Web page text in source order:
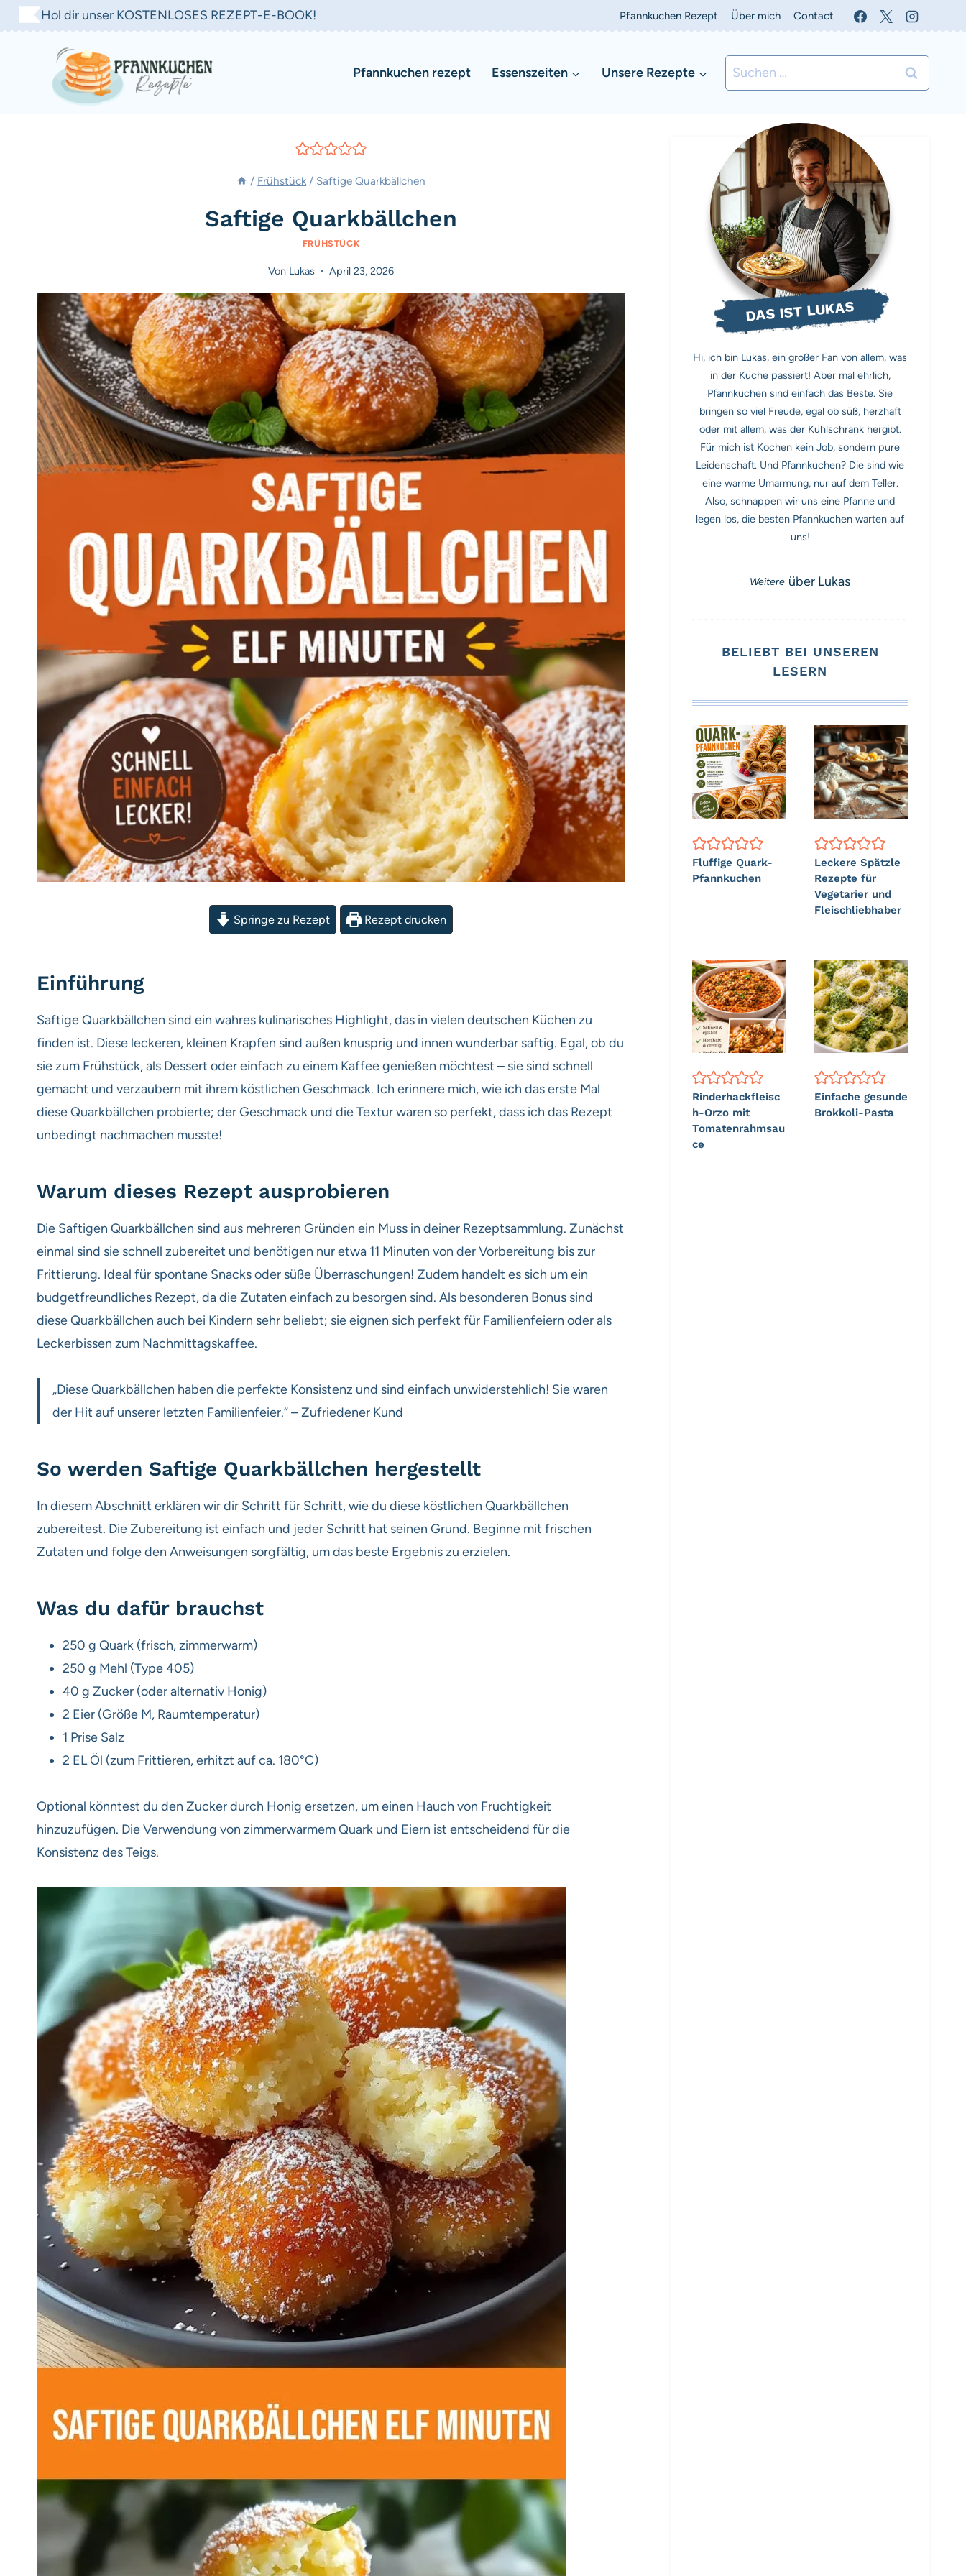
Zum
Inhalt
Hol dir unser KOSTENLOSES REZEPT-E-BOOK! Pfannkuchen Rezept Über mich Contact
Pfannkuchen rezept Essenszeiten Unsere Rezepte
Suchen
nach:
/ Frühstück / Saftige Quarkbällchen
Saftige Quarkbällchen
FRÜHSTÜCK
Von Lukas April 23, 2026
Springe zu Rezept Rezept drucken
Einführung
Saftige Quarkbällchen sind ein wahres kulinarisches Highlight, das in vielen deutschen Küchen zu
finden ist. Diese leckeren, kleinen Krapfen sind außen knusprig und innen wunderbar saftig. Egal, ob du
sie zum Frühstück, als Dessert oder einfach zu einem Kaffee genießen möchtest – sie sind schnell
gemacht und verzaubern mit ihrem köstlichen Geschmack. Ich erinnere mich, wie ich das erste Mal
diese Quarkbällchen probierte; der Geschmack und die Textur waren so perfekt, dass ich das Rezept
unbedingt nachmachen musste!
Warum dieses Rezept ausprobieren
Die Saftigen Quarkbällchen sind aus mehreren Gründen ein Muss in deiner Rezeptsammlung. Zunächst
einmal sind sie schnell zubereitet und benötigen nur etwa 11 Minuten von der Vorbereitung bis zur
Frittierung. Ideal für spontane Snacks oder süße Überraschungen! Zudem handelt es sich um ein
budgetfreundliches Rezept, da die Zutaten einfach zu besorgen sind. Als besonderen Bonus sind
diese Quarkbällchen auch bei Kindern sehr beliebt; sie eignen sich perfekt für Familienfeiern oder als
Leckerbissen zum Nachmittagskaffee.
„Diese Quarkbällchen haben die perfekte Konsistenz und sind einfach unwiderstehlich! Sie waren
der Hit auf unserer letzten Familienfeier.“ – Zufriedener Kund
So werden Saftige Quarkbällchen hergestellt
In diesem Abschnitt erklären wir dir Schritt für Schritt, wie du diese köstlichen Quarkbällchen
zubereitest. Die Zubereitung ist einfach und jeder Schritt hat seinen Grund. Beginne mit frischen
Zutaten und folge den Anweisungen sorgfältig, um das beste Ergebnis zu erzielen.
Was du dafür brauchst
250 g Quark (frisch, zimmerwarm)
250 g Mehl (Type 405)
40 g Zucker (oder alternativ Honig)
2 Eier (Größe M, Raumtemperatur)
1 Prise Salz
2 EL Öl (zum Frittieren, erhitzt auf ca. 180°C)
Optional könntest du den Zucker durch Honig ersetzen, um einen Hauch von Fruchtigkeit
hinzuzufügen. Die Verwendung von zimmerwarmem Quark und Eiern ist entscheidend für die
Konsistenz des Teigs.
DAS IST LUKAS
Hi, ich bin Lukas, ein großer Fan von allem, was
in der Küche passiert! Aber mal ehrlich,
Pfannkuchen sind einfach das Beste. Sie
bringen so viel Freude, egal ob süß, herzhaft
oder mit allem, was der Kühlschrank hergibt.
Für mich ist Kochen kein Job, sondern pure
Leidenschaft. Und Pfannkuchen? Die sind wie
eine warme Umarmung, nur auf dem Teller.
Also, schnappen wir uns eine Pfanne und
legen los, die besten Pfannkuchen warten auf
uns!
über Lukas
BELIEBT BEI UNSEREN
LESERN
Fluffige Quark-
Pfannkuchen
Leckere Spätzle
Rezepte für
Vegetarier und
Fleischliebhaber
Rinderhackfleisc
h-Orzo mit
Tomatenrahmsau
ce
Einfache gesunde
Brokkoli-Pasta